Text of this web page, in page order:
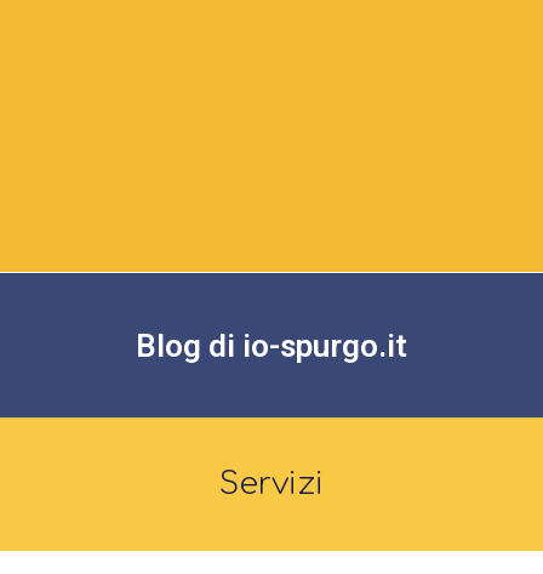
Blog di io-spurgo.it
Servizi